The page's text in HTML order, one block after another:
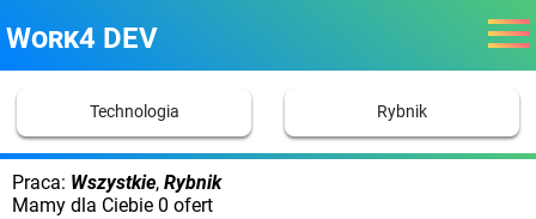
Work4 DEV
Technologia Rybnik
Praca: Wszystkie, Rybnik
Mamy dla Ciebie 0 ofert